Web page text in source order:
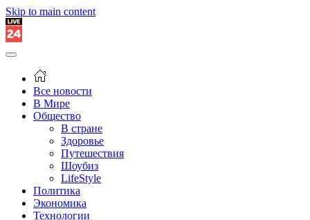
Skip to main content
Все новости
В Мире
Общество
В стране
Здоровье
Путешествия
Шоубиз
LifeStyle
Политика
Экономика
Технологии